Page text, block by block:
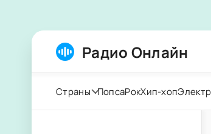
Радио Онлайн
Страны ПопсаРокХип-хоп